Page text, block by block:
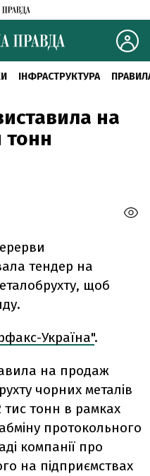
ІНФРАСТРУКТУРА
на
тонн
тендер на
щоб
Україна".
на продаж
чорних металів
тис тонн в рамках
протокольного
компанії про
на підприємствах